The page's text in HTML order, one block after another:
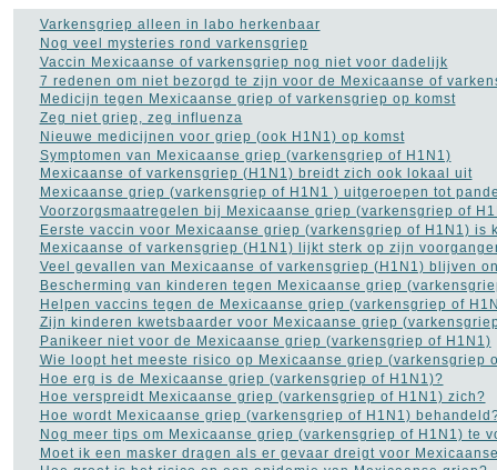
Gezonde voeding(21)
Gezondheid A tot Z(204)
Gilles de la Tourette(2)
Glaucoom (11)
Griep(115)
Haaruitval(29)
Hart- en vaatziekten(116)
Hernia(12)
Herpes(2)
Histoplasmose(1)
HIV AIDS(16)
Hooikoorts(2)
HSP(1)
Hyperhidrosis - zweten
(18)
Hyperventilatie (15)
Jicht(6)
Jogging (41)
Kanker (113)
kataract (5)
Kinderziekten(17)
Koorts (12)
Leukemie (9)
LMD Leeftijdsgebonden
maculadegeneratie(2)
Varkensgriep alleen in labo herkenbaar
Nog veel mysteries rond varkensgriep
Vaccin Mexicaanse of varkensgriep nog niet voor dadelijk
7 redenen om niet bezorgd te zijn voor de Mexicaanse of
Medicijn tegen Mexicaanse griep of varkensgriep op komst
Zeg niet griep, zeg influenza
Nieuwe medicijnen voor griep (ook H1N1) op komst
Symptomen van Mexicaanse griep (varkensgriep of H1N1)
Mexicaanse of varkensgriep (H1N1) breidt zich ook lokaal uit
Mexicaanse griep (varkensgriep of H1N1 ) uitgeroepen tot
Voorzorgsmaatregelen bij Mexicaanse griep (varkensgriep of
Eerste vaccin voor Mexicaanse griep (varkensgriep of H1N1) is
Mexicaanse of varkensgriep (H1N1) lijkt sterk op zijn
Veel gevallen van Mexicaanse of varkensgriep (H1N1) blijven
Bescherming van kinderen tegen Mexicaanse griep
Helpen vaccins tegen de Mexicaanse griep (varkensgriep of
Zijn kinderen kwetsbaarder voor Mexicaanse griep
Panikeer niet voor de Mexicaanse griep (varkensgriep of H1N1)
Wie loopt het meeste risico op Mexicaanse griep (varkensgriep
Hoe erg is de Mexicaanse griep (varkensgriep of H1N1)?
Hoe verspreidt Mexicaanse griep (varkensgriep of H1N1) zich?
Hoe wordt Mexicaanse griep (varkensgriep of H1N1)
Nog meer tips om Mexicaanse griep (varkensgriep of H1N1) te
Moet ik een masker dragen als er gevaar dreigt voor